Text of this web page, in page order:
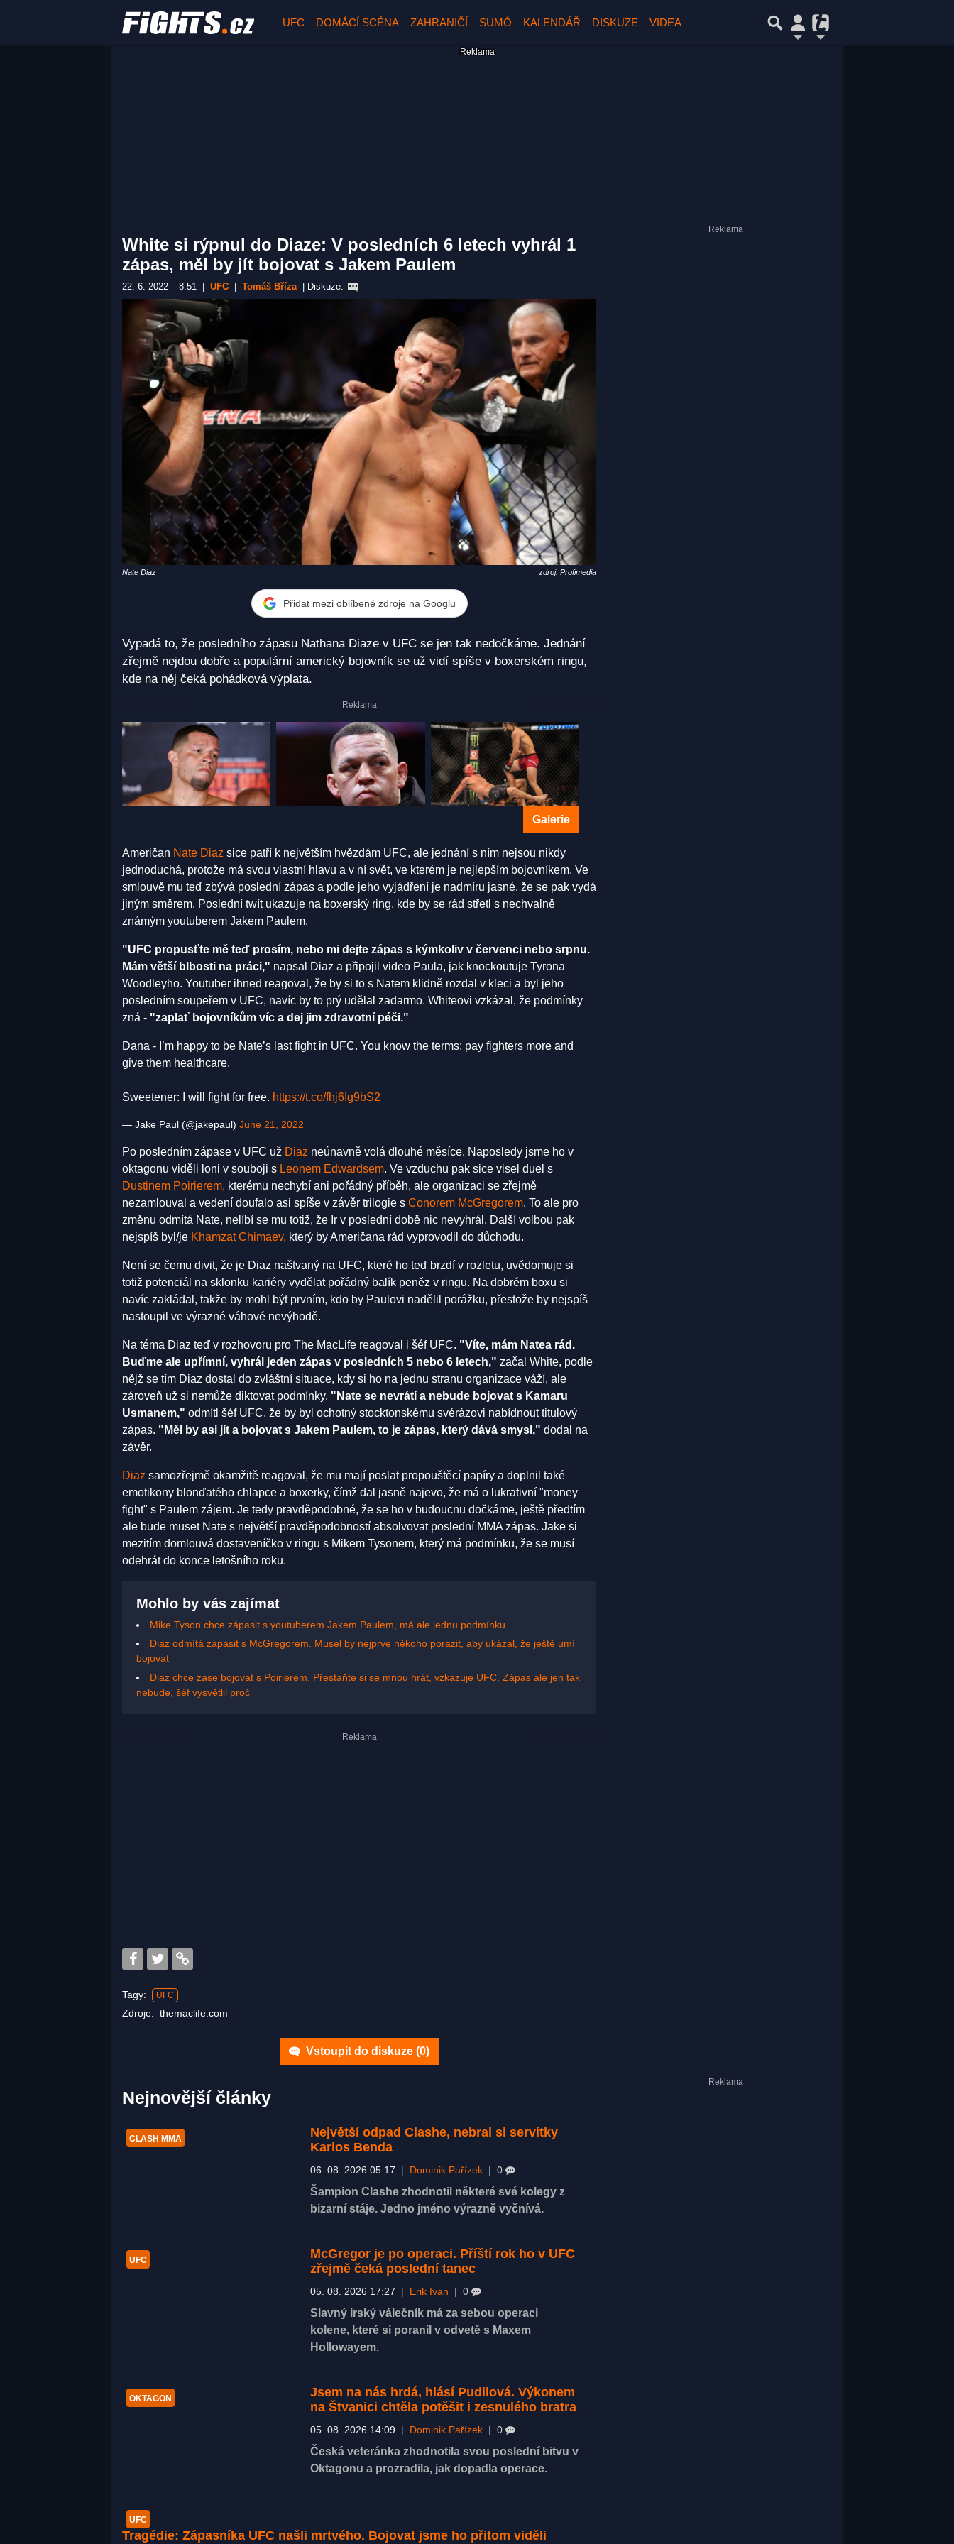
UFC DOMÁCÍ SCÉNA ZAHRANIČÍ SUMÓ KALENDÁŘ DISKUZE VIDEA
White si rýpnul do Diaze: V posledních 6 letech vyhrál 1
zápas, měl by jít bojovat s Jakem Paulem
22. 6. 2022 – 8:51 UFC Tomáš Bříza Diskuze:
Nate Diaz zdroj: Profimedia
Přidat mezi oblíbené zdroje na Googlu
Vypadá to, že posledního zápasu Nathana Diaze v UFC se jen tak nedočkáme. Jednání
zřejmě nejdou dobře a populární americký bojovník se už vidí spíše v boxerském ringu,
kde na něj čeká pohádková výplata.
Galerie
Američan Nate Diaz sice patří k největším hvězdám UFC, ale jednání s ním nejsou nikdy
jednoduchá, protože má svou vlastní hlavu a v ní svět, ve kterém je nejlepším bojovníkem. Ve
smlouvě mu teď zbývá poslední zápas a podle jeho vyjádření je nadmíru jasné, že se pak vydá
jiným směrem. Poslední twít ukazuje na boxerský ring, kde by se rád střetl s nechvalně
známým youtuberem Jakem Paulem.
"UFC propusťte mě teď prosím, nebo mi dejte zápas s kýmkoliv v červenci nebo srpnu.
Mám větší blbosti na práci," napsal Diaz a připojil video Paula, jak knockoutuje Tyrona
Woodleyho. Youtuber ihned reagoval, že by si to s Natem klidně rozdal v kleci a byl jeho
posledním soupeřem v UFC, navíc by to prý udělal zadarmo. Whiteovi vzkázal, že podmínky
zná - "zaplať bojovníkům víc a dej jim zdravotní péči."
Dana - I’m happy to be Nate’s last fight in UFC. You know the terms: pay fighters more and
give them healthcare.
Sweetener: I will fight for free. https://t.co/fhj6Ig9bS2
— Jake Paul (@jakepaul) June 21, 2022
Po posledním zápase v UFC už Diaz neúnavně volá dlouhé měsíce. Naposledy jsme ho v
oktagonu viděli loni v souboji s Leonem Edwardsem. Ve vzduchu pak sice visel duel s
Dustinem Poirierem, kterému nechybí ani pořádný příběh, ale organizaci se zřejmě
nezamlouval a vedení doufalo asi spíše v závěr trilogie s Conorem McGregorem. To ale pro
změnu odmítá Nate, nelíbí se mu totiž, že Ir v poslední době nic nevyhrál. Další volbou pak
nejspíš byl/je Khamzat Chimaev, který by Američana rád vyprovodil do důchodu.
Není se čemu divit, že je Diaz naštvaný na UFC, které ho teď brzdí v rozletu, uvědomuje si
totiž potenciál na sklonku kariéry vydělat pořádný balík peněz v ringu. Na dobrém boxu si
navíc zakládal, takže by mohl být prvním, kdo by Paulovi nadělil porážku, přestože by nejspíš
nastoupil ve výrazné váhové nevýhodě.
Na téma Diaz teď v rozhovoru pro The MacLife reagoval i šéf UFC. "Víte, mám Natea rád.
Buďme ale upřímní, vyhrál jeden zápas v posledních 5 nebo 6 letech," začal White, podle
nějž se tím Diaz dostal do zvláštní situace, kdy si ho na jednu stranu organizace váží, ale
zároveň už si nemůže diktovat podmínky. "Nate se nevrátí a nebude bojovat s Kamaru
Usmanem," odmítl šéf UFC, že by byl ochotný stocktonskému svérázovi nabídnout titulový
zápas. "Měl by asi jít a bojovat s Jakem Paulem, to je zápas, který dává smysl," dodal na
závěr.
Diaz samozřejmě okamžitě reagoval, že mu mají poslat propouštěcí papíry a doplnil také
emotikony blonďatého chlapce a boxerky, čímž dal jasně najevo, že má o lukrativní "money
fight" s Paulem zájem. Je tedy pravděpodobné, že se ho v budoucnu dočkáme, ještě předtím
ale bude muset Nate s největší pravděpodobností absolvovat poslední MMA zápas. Jake si
mezitím domlouvá dostaveníčko v ringu s Mikem Tysonem, který má podmínku, že se musí
odehrát do konce letošního roku.
Mohlo by vás zajímat
Mike Tyson chce zápasit s youtuberem Jakem Paulem, má ale jednu podmínku
Diaz odmítá zápasit s McGregorem. Musel by nejprve někoho porazit, aby ukázal, že ještě umí
bojovat
Diaz chce zase bojovat s Poirierem. Přestaňte si se mnou hrát, vzkazuje UFC. Zápas ale jen tak
nebude, šéf vysvětlil proč
Tagy: UFC
Zdroje: themaclife.com
Vstoupit do diskuze (0)
Nejnovější články
CLASH MMA
Největší odpad Clashe, nebral si servítky
Karlos Benda
06. 08. 2026 05:17 Dominik Pařízek 0
Šampion Clashe zhodnotil některé své kolegy z
bizarní stáje. Jedno jméno výrazně vyčnívá.
UFC
McGregor je po operaci. Příští rok ho v UFC
zřejmě čeká poslední tanec
05. 08. 2026 17:27 Erik Ivan 0
Slavný irský válečník má za sebou operaci
kolene, které si poranil v odvetě s Maxem
Hollowayem.
OKTAGON
Jsem na nás hrdá, hlásí Pudilová. Výkonem
na Štvanici chtěla potěšit i zesnulého bratra
05. 08. 2026 14:09 Dominik Pařízek 0
Česká veteránka zhodnotila svou poslední bitvu v
Oktagonu a prozradila, jak dopadla operace.
UFC
Tragédie: Zápasníka UFC našli mrtvého. Bojovat jsme ho přitom viděli